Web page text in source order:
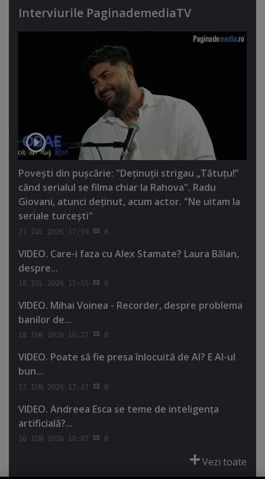
Interviurile PaginademediaTV
Poveşti din puşcărie: "Deţinuţii strigau „Tătuţu!”
când serialul se filma chiar la Rahova". Radu
Giovani, atunci deţinut, acum actor. "Ne uitam la
seriale turceşti"
21 IUL 2026 17:59 0
VIDEO. Care-i faza cu Alex Stamate? Laura Bălan,
despre...
18 IUL 2026 15:55 0
VIDEO. Mihai Voinea - Recorder, despre problema
banilor de...
18 IUN 2026 16:27 0
VIDEO. Poate să fie presa înlocuită de AI? E AI-ul
bun...
17 IUN 2026 17:27 0
VIDEO. Andreea Esca se teme de inteligenţa
artificială?...
10 IUN 2026 18:07 0
Vezi toate